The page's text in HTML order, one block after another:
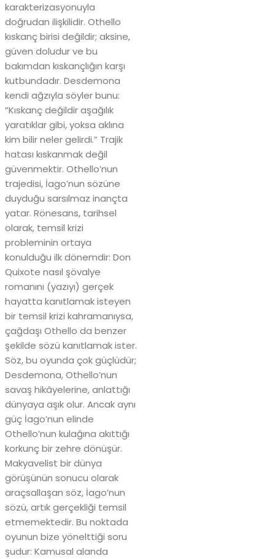
karakterizasyonuyla
doğrudan ilişkilidir. Othello
kıskanç birisi değildir; aksine,
güven doludur ve bu
bakımdan kıskançlığın karşı
kutbundadır. Desdemona
kendi ağzıyla söyler bunu:
“Kıskanç değildir aşağılık
yaratıklar gibi, yoksa aklına
kim bilir neler gelirdi.” Trajik
hatası kıskanmak değil
güvenmektir. Othello’nun
trajedisi, İago’nun sözüne
duyduğu sarsılmaz inançta
yatar. Rönesans, tarihsel
olarak, temsil krizi
probleminin ortaya
konulduğu ilk dönemdir: Don
Quixote nasıl şövalye
romanını (yazıyı) gerçek
hayatta kanıtlamak isteyen
bir temsil krizi kahramanıysa,
çağdaşı Othello da benzer
şekilde sözü kanıtlamak ister.
Söz, bu oyunda çok güçlüdür;
Desdemona, Othello’nun
savaş hikâyelerine, anlattığı
dünyaya aşık olur. Ancak aynı
güç İago’nun elinde
Othello’nun kulağına akıttığı
korkunç bir zehre dönüşür.
Makyavelist bir dünya
görüşünün sonucu olarak
araçsallaşan söz, İago’nun
sözü, artık gerçekliği temsil
etmemektedir. Bu noktada
oyunun bize yönelttiği soru
şudur: Kamusal alanda